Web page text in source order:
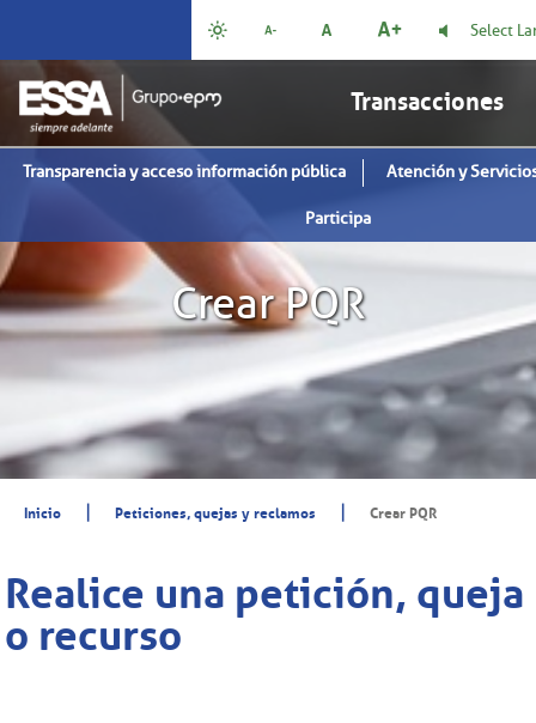
Select
Transacciones
Transparencia y acceso información pública Atención y
Participa
Crear PQR
Inicio | Peticiones, quejas y reclamos | Crear PQR
Realice una petición, queja
o recurso